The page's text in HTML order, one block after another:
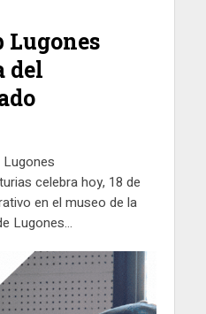
Lugones
del
Lugones
celebra hoy, 18 de
en el museo de la
Lugones...